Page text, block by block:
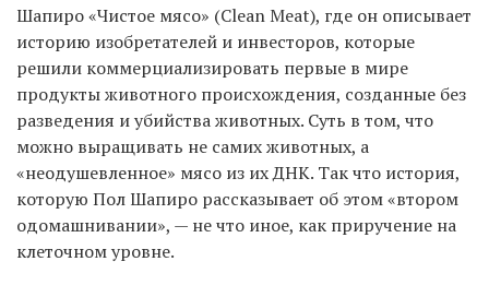
Шапиро «Чистое мясо» (Clean Meat), где он описывает
историю изобретателей и инвесторов, которые
решили коммерциализировать первые в мире
продукты животного происхождения, созданные без
разведения и убийства животных. Суть в том, что
можно выращивать не самих животных, а
«неодушевленное» мясо из их ДНК. Так что история,
которую Пол Шапиро рассказывает об этом «втором
одомашнивании», — не что иное, как приручение на
клеточном уровне.